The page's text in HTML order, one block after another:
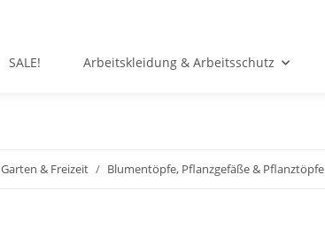
SALE! Arbeitskleidung & Arbeitsschutz
Garten & Freizeit Blumentöpfe, Pflanzgefäße & Pflanztöpfe